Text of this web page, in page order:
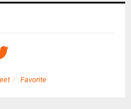
Favorite